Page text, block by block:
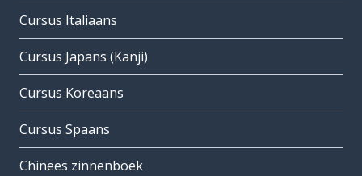
Cursus Italiaans
Cursus Japans (Kanji)
Cursus Koreaans
Cursus Spaans
Chinees zinnenboek